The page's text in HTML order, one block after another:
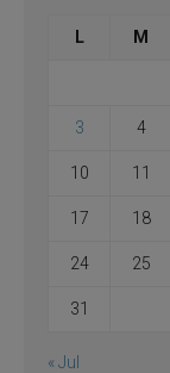
L M
3 4
10 11
17 18
24 25
31
« Jul